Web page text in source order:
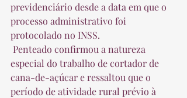
previdenciário desde a data em que o
processo administrativo foi
protocolado no INSS.
especial do trabalho de cortador de
cana-de-açúcar e ressaltou que o
período de atividade rural prévio à